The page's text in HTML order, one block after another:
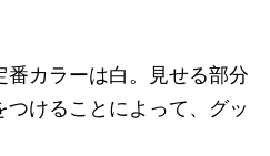
カラーは白。見せる部分
けることによって、グッ